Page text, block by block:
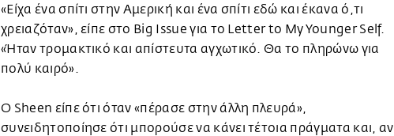
«Είχα ένα σπίτι στην Αμερική και ένα σπίτι εδώ και έκανα ό,τι
χρειαζόταν», είπε στο Big Issue για το Letter to My Younger Self.
«Ήταν τρομακτικό και απίστευτα αγχωτικό. Θα το πληρώνω για
πολύ καιρό».
Ο Sheen είπε ότι όταν «πέρασε στην άλλη πλευρά»,
συνειδητοποίησε ότι μπορούσε να κάνει τέτοια πράγματα και, αν